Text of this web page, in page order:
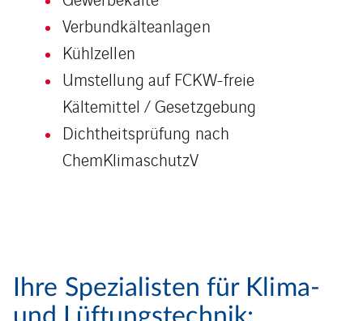
Verbundkälteanlagen
Kühlzellen
Umstellung auf FCKW-freie
Kältemittel / Gesetzgebung
Dichtheitsprüfung nach
ChemKlimaschutzV
Ihre Spezialisten für Klima-